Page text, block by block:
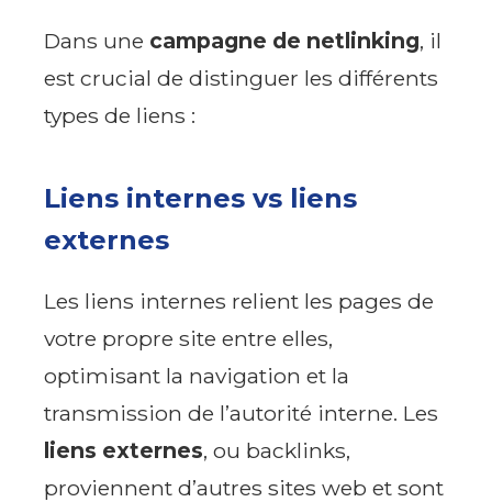
Dans une campagne de netlinking, il
est crucial de distinguer les différents
types de liens :
Liens internes vs liens
externes
Les liens internes relient les pages de
votre propre site entre elles,
optimisant la navigation et la
transmission de l’autorité interne. Les
liens externes, ou backlinks,
proviennent d’autres sites web et sont